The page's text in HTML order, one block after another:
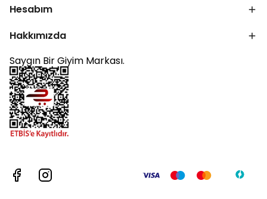
Hesabım
Hakkımızda
Saygın Bir Giyim Markası.